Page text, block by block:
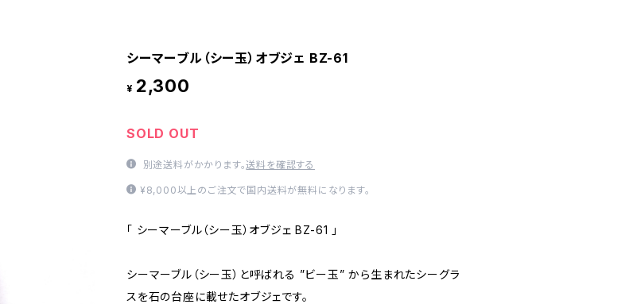
シーマーブル（シー玉）オブジェ BZ-61
¥ 2,300
SOLD OUT
別途送料がかかります。送料を確認する
¥8,000以上のご注文で国内送料が無料になります。
「 シーマーブル（シー玉）オブジェ BZ-61 」
シーマーブル（シー玉）と呼ばれる ”ビー玉” から生まれたシーグラ
スを石の台座に載せたオブジェです。